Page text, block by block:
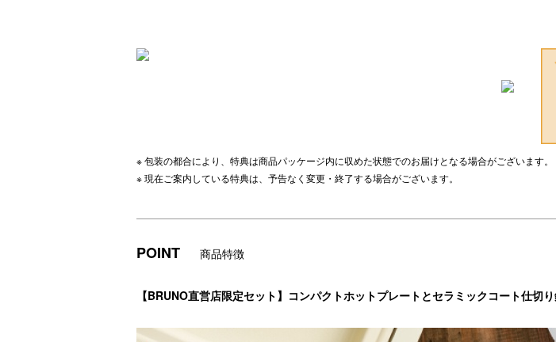
※ 包装の都合により、特典は商品パッケージ内に収めた状態でのお届けとなる場合がございます
※ 現在ご案内している特典は、予告なく変更・終了する場合がございます。
POINT 商品特徴
【BRUNO直営店限定セット】コンパクトホットプレートとセラミックコート仕切